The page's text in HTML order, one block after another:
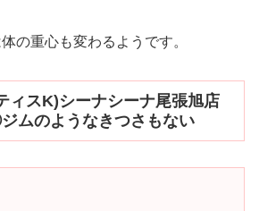
の重心も変わるようです。
ィスK)シーナシーナ尾張旭店
ムのようなきつさもない